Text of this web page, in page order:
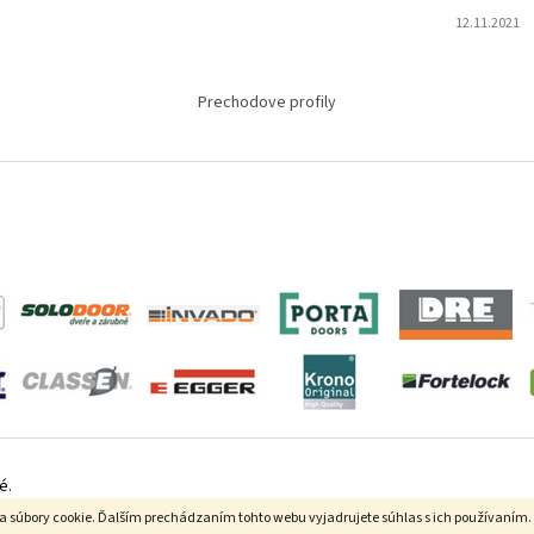
súbory cookie. Ďalším prechádzaním tohto webu vyjadrujete súhlas s ich používaním.
12.11.2021
Prechodove profily